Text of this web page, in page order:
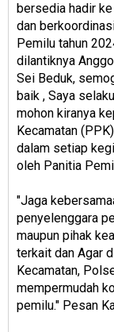
bersedia hadir
dan
Pemilu tahun
dilantiknya
Sei Beduk,
baik , Saya
mohon kiranya
Kecamatan
dalam setiap
oleh Panitia
"Jaga
penyelenggara
maupun pihak
terkait dan Agar
Kecamatan,
mempermudah
pemilu." Pesan